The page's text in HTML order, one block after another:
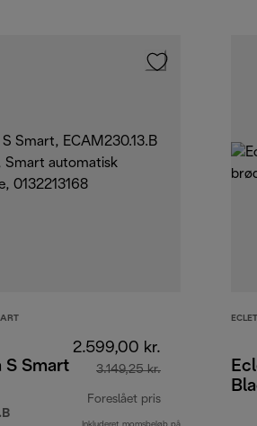
S Smart
2.599,00 kr.
3.149,25 kr.
Foreslået pris